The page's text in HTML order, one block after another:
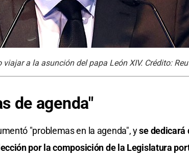
a la asunción del papa León XIV. Crédito:
de agenda"
"problemas en la agenda", yse dedicará
por la composición de la Legislatura